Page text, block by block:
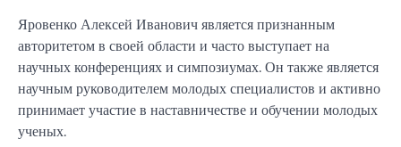
Яровенко Алексей Иванович является признанным
авторитетом в своей области и часто выступает на
научных конференциях и симпозиумах. Он также является
научным руководителем молодых специалистов и активно
принимает участие в наставничестве и обучении молодых
ученых.